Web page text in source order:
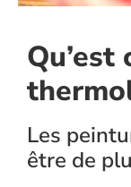
Qu’est
Les
être de